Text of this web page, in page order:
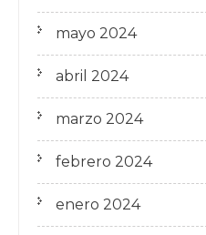
mayo 2024
abril 2024
marzo 2024
febrero 2024
enero 2024